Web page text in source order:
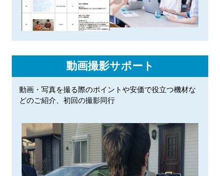
動画撮影サポート
動画・写真を撮る際のポイントや安価で役立つ機材な
どのご紹介、初回の撮影同行